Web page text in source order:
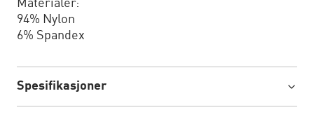
Materialer:
94% Nylon
6% Spandex
Spesifikasjoner